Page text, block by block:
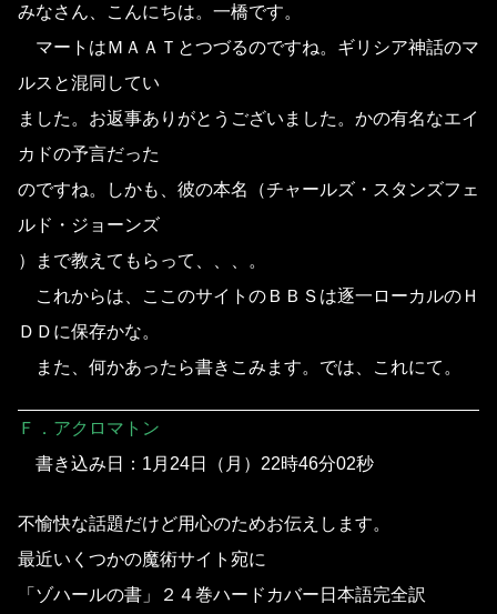
みなさん、こんにちは。一橋です。
マートはＭＡＡＴとつづるのですね。ギリシア神話のマ
ルスと混同してい
ました。お返事ありがとうございました。かの有名なエイ
カドの予言だった
のですね。しかも、彼の本名（チャールズ・スタンズフェ
ルド・ジョーンズ
）まで教えてもらって、、、。
これからは、ここのサイトのＢＢＳは逐一ローカルのＨ
ＤＤに保存かな。
また、何かあったら書きこみます。では、これにて。
Ｆ．アクロマトン
書き込み日：1月24日（月）22時46分02秒
不愉快な話題だけど用心のためお伝えします。
最近いくつかの魔術サイト宛に
「ゾハールの書」２４巻ハードカバー日本語完全訳